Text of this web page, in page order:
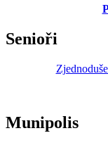
Senioři
Munipolis